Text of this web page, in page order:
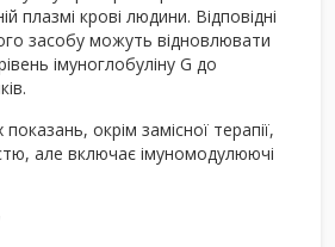
плазмі крові людини. Відповідні
засобу можуть відновлювати
імуноглобуліну G до
показань, окрім замісної терапії,
але включає імуномодулюючі